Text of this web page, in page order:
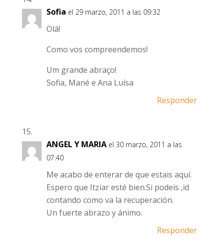
Sofia el 29 marzo, 2011 a las 09:32
Olá!
Como vos compreendemos!
Um grande abraço!
Sofia, Mané e Ana Luísa
Responder
ANGEL Y MARIA el 30 marzo, 2011 a las
07:40
Me acabo de enterar de que estais aquí.
Espero que Itziar esté bien.Si podeis ,id
contando como va la recuperación.
Un fuerte abrazo y ánimo.
Responder